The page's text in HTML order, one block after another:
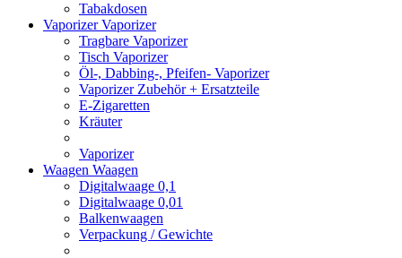
Tabakdosen
VaporizerVaporizer
Tragbare Vaporizer
Tisch Vaporizer
Öl-, Dabbing-, Pfeifen- Vaporizer
Vaporizer Zubehör + Ersatzteile
E-Zigaretten
Kräuter
Vaporizer
Waagen Waagen
Digitalwaage 0,1
Digitalwaage 0,01
Balkenwaagen
Verpackung / Gewichte